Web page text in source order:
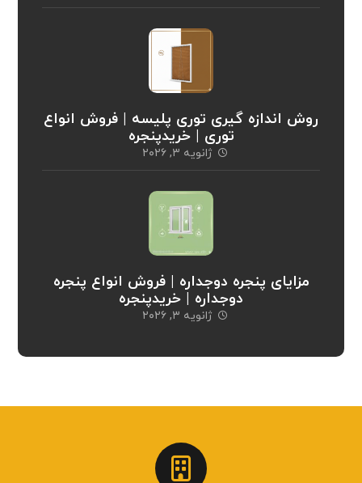
روش اندازه گیری توری پلیسه | فروش انواع
توری | خریدپنجره
ژانویه ۳, ۲۰۲۶
مزایای پنجره دوجداره | فروش انواع پنجره
دوجداره | خریدپنجره
ژانویه ۳, ۲۰۲۶